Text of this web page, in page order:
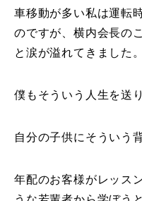
車移動が多い私は運転
のですが、横内会長の
と涙が溢れてきました。
僕もそういう人生を送
自分の子供にそういう
年配のお客様がレッス